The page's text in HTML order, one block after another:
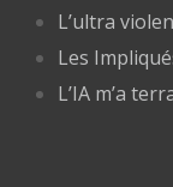
L’ultra
Les
L’IA m’a